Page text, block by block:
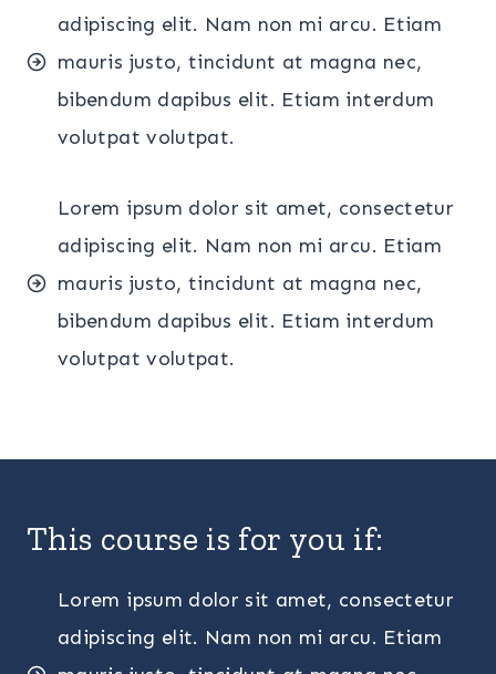
adipiscing elit. Nam non mi arcu. Etiam
mauris justo, tincidunt at magna nec,
bibendum dapibus elit. Etiam interdum
volutpat volutpat.
Lorem ipsum dolor sit amet, consectetur
adipiscing elit. Nam non mi arcu. Etiam
mauris justo, tincidunt at magna nec,
bibendum dapibus elit. Etiam interdum
volutpat volutpat.
This course is for you if:
Lorem ipsum dolor sit amet, consectetur
adipiscing elit. Nam non mi arcu. Etiam